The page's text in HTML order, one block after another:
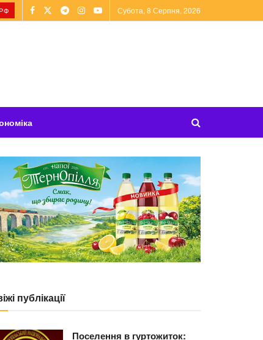
Субота, 8 Серпня, 2026
публікації
Поселення в гуртожиток: